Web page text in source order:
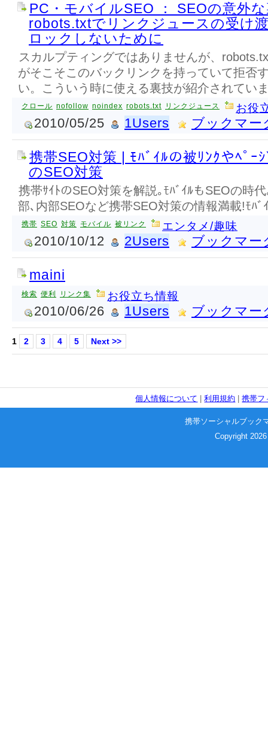
PC・モバイルSEO ： SEOの意外
robots.txtでリンクジュースの受け
ロックしないために
スカルプティングではありませんが、
がそこそこのバックリンクを持っていて拒否
い。こういう時に使える裏技が紹介されてい
クロール nofollow noindex robots.txt リンクジュース お役
2010/05/25 1Users ブックマー
携帯SEO対策 | ﾓﾊﾞｲﾙの被ﾘﾝｸやﾍﾟｰ
のSEO対策
携帯ｻｲﾄのSEO対策を解説｡ﾓﾊﾞｲﾙもSEOの時代
部､内部SEOなど携帯SEO対策の情報満載!ﾓﾊ
携帯 SEO 対策 モバイル 被リンク エンタメ/趣味
2010/10/12 2Users ブックマー
maini
検索 便利 リンク集 お役立ち情報
2010/06/26 1Users ブックマー
1 2 3 4 5 Next >>
個人情報について |利用規約 |携帯フ
携帯ソーシャルブック
Copyright